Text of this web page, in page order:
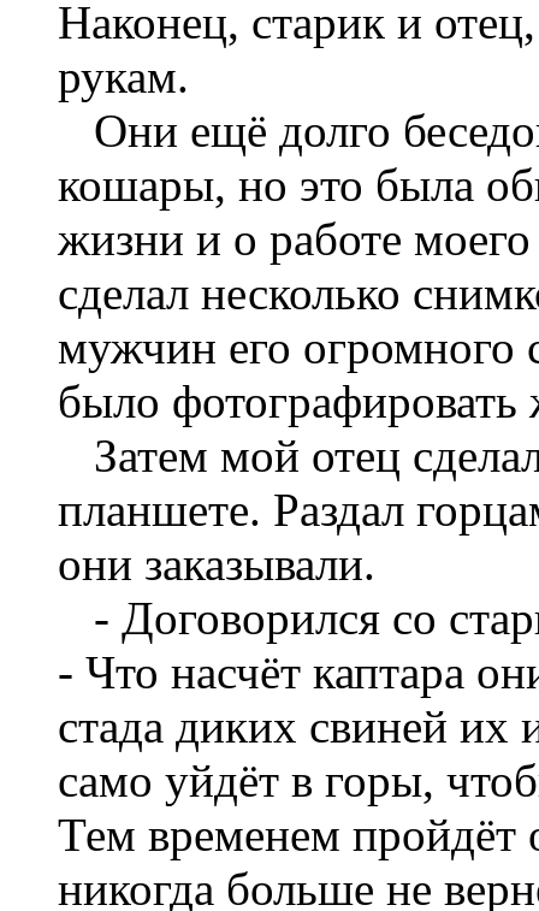
Наконец, старик и
рукам.
Они ещё долго
кошары, но это была
жизни и о работе
сделал несколько
мужчин его огромного
было
Затем мой отец
планшете. Раздал
они заказывали.
- Договорился со
- Что насчёт каптара
стада диких свиней их
само уйдёт в горы,
Тем временем пройдёт
никогда больше не